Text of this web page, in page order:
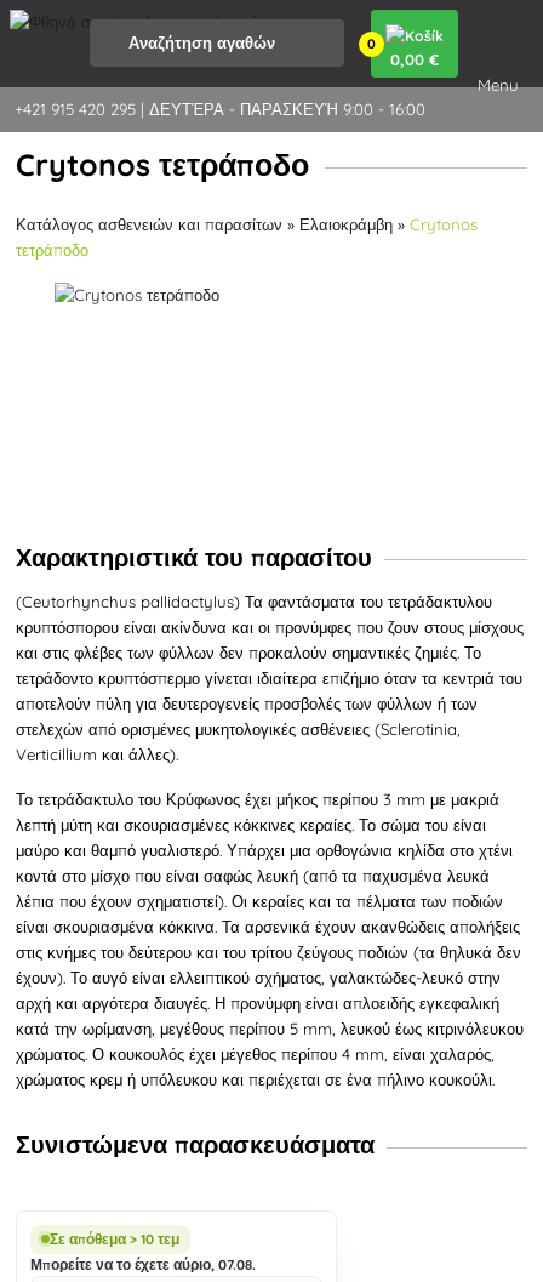
+421 915 420 295 | ΔΕΥΤΈΡΑ - ΠΑΡΑΣΚΕΥΉ 9:00 - 16:00
0
0,00 €
Menu
Crytonos τετράποδο
Κατάλογος ασθενειών και παρασίτων » Ελαιοκράμβη »Crytonos
τετράποδο
Χαρακτηριστικά του παρασίτου
(Ceutorhynchus pallidactylus) Τα φαντάσματα του τετράδακτυλου
κρυπτόσπορου είναι ακίνδυνα και οι προνύμφες που ζουν στους μίσχους
και στις φλέβες των φύλλων δεν προκαλούν σημαντικές ζημιές. Το
τετράδοντο κρυπτόσπερμο γίνεται ιδιαίτερα επιζήμιο όταν τα κεντριά του
αποτελούν πύλη για δευτερογενείς προσβολές των φύλλων ή των
στελεχών από ορισμένες μυκητολογικές ασθένειες (Sclerotinia,
Verticillium και άλλες).
Το τετράδακτυλο του Κρύφωνος έχει μήκος περίπου 3 mm με μακριά
λεπτή μύτη και σκουριασμένες κόκκινες κεραίες. Το σώμα του είναι
μαύρο και θαμπό γυαλιστερό. Υπάρχει μια ορθογώνια κηλίδα στο χτένι
κοντά στο μίσχο που είναι σαφώς λευκή (από τα παχυσμένα λευκά
λέπια που έχουν σχηματιστεί). Οι κεραίες και τα πέλματα των ποδιών
είναι σκουριασμένα κόκκινα. Τα αρσενικά έχουν ακανθώδεις απολήξεις
στις κνήμες του δεύτερου και του τρίτου ζεύγους ποδιών (τα θηλυκά δεν
έχουν). Το αυγό είναι ελλειπτικού σχήματος, γαλακτώδες-λευκό στην
αρχή και αργότερα διαυγές. Η προνύμφη είναι απλοειδής εγκεφαλική
κατά την ωρίμανση, μεγέθους περίπου 5 mm, λευκού έως κιτρινόλευκου
χρώματος. Ο κουκουλός έχει μέγεθος περίπου 4 mm, είναι χαλαρός,
χρώματος κρεμ ή υπόλευκου και περιέχεται σε ένα πήλινο κουκούλι.
Συνιστώμενα παρασκευάσματα
Σε απόθεμα > 10 τεμ
Μπορείτε να το έχετε αύριο, 07.08.